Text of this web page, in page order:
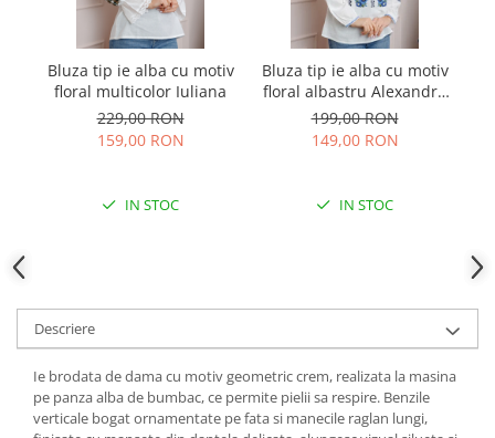
Bluza tip ie alba cu motiv
floral multicolor Iuliana
229,00 RON
159,00 RON
IN STOC
Bluza tip ie alba cu motiv
floral albastru Alexandra
01
199,00 RON
149,00 RON
IN STOC
Descriere
Ie brodata de dama cu motiv geometric crem, realizata la masina
pe panza alba de bumbac, ce permite pielii sa respire. Benzile
verticale bogat ornamentate pe fata si manecile raglan lungi,